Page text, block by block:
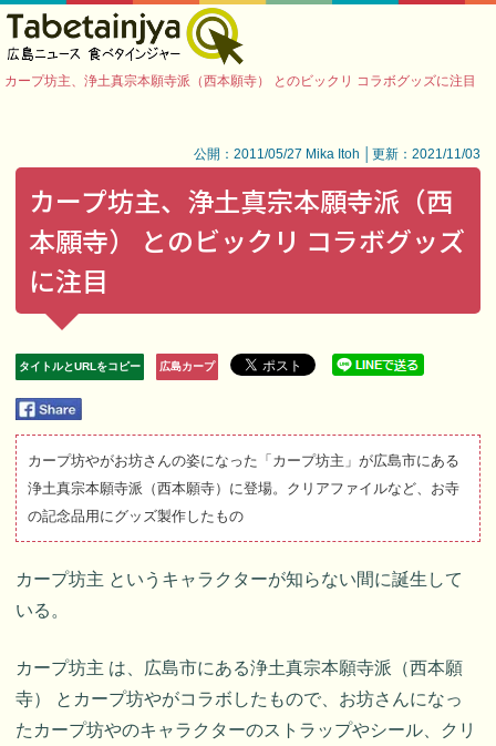
カープ坊主、浄土真宗本願寺派（西本願寺） とのビックリ コラボグッズに注目
公開：2011/05/27 Mika Itoh │更新：2021/11/03
カープ坊主、浄土真宗本願寺派（西
本願寺） とのビックリ コラボグッズ
に注目
タイトルとURLをコピー 広島カープ
カープ坊やがお坊さんの姿になった「カープ坊主」が広島市にある
浄土真宗本願寺派（西本願寺）に登場。クリアファイルなど、お寺
の記念品用にグッズ製作したもの
カープ坊主 というキャラクターが知らない間に誕生して
いる。
カープ坊主 は、広島市にある浄土真宗本願寺派（西本願
寺） とカープ坊やがコラボしたもので、お坊さんになっ
たカープ坊やのキャラクターのストラップやシール、クリ